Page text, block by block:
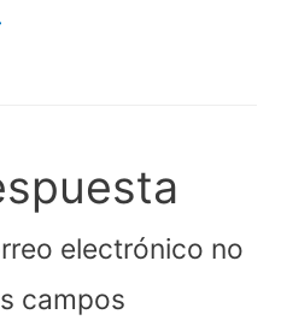
electrónico no
campos